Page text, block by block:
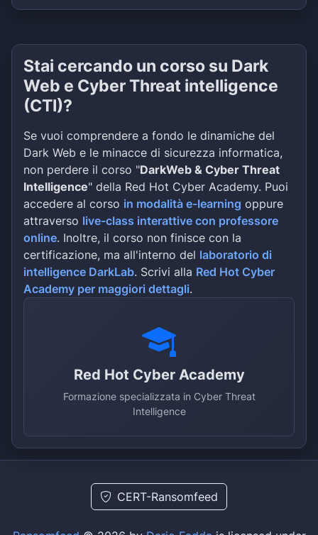
Stai cercando un corso su Dark
Web e Cyber Threat intelligence
(CTI)?
Se vuoi comprendere a fondo le dinamiche del
Dark Web e le minacce di sicurezza informatica,
non perdere il corso "DarkWeb & Cyber Threat
Intelligence" della Red Hot Cyber Academy. Puoi
accedere al corso in modalità e-learning oppure
attraverso live-class interattive con professore
online. Inoltre, il corso non finisce con la
certificazione, ma all'interno del laboratorio di
intelligence DarkLab. Scrivi alla Red Hot Cyber
Academy per maggiori dettagli.
Red Hot Cyber Academy
Formazione specializzata in Cyber Threat
Intelligence
CERT-Ransomfeed